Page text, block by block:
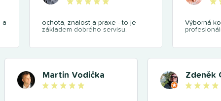
a
ochota, znalost a praxe - to je
základem dobrého servisu.
Výborná
Martin Vodička Zdeněk